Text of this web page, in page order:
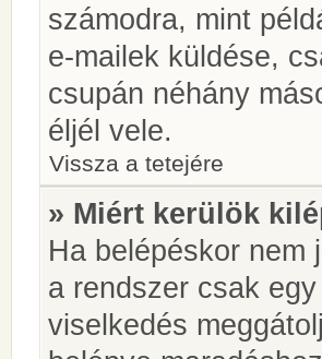
számodra, mint
e-mailek küldése,
csupán néhány
éljél vele.
Vissza a tetejére
» Miért kerülök
Ha belépéskor
a rendszer csak
viselkedés